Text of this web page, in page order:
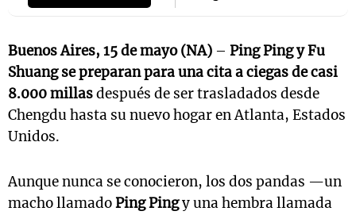
Buenos Aires, 15 de mayo (NA) – Ping Ping y Fu
Shuang se preparan para una cita a ciegas de casi
8.000 millasdespués de ser trasladados desde
Chengdu hasta su nuevo hogar en Atlanta, Estados
Unidos.
Aunque nunca se conocieron, los dos pandas —un
macho llamadoPing Pingy una hembra llamada